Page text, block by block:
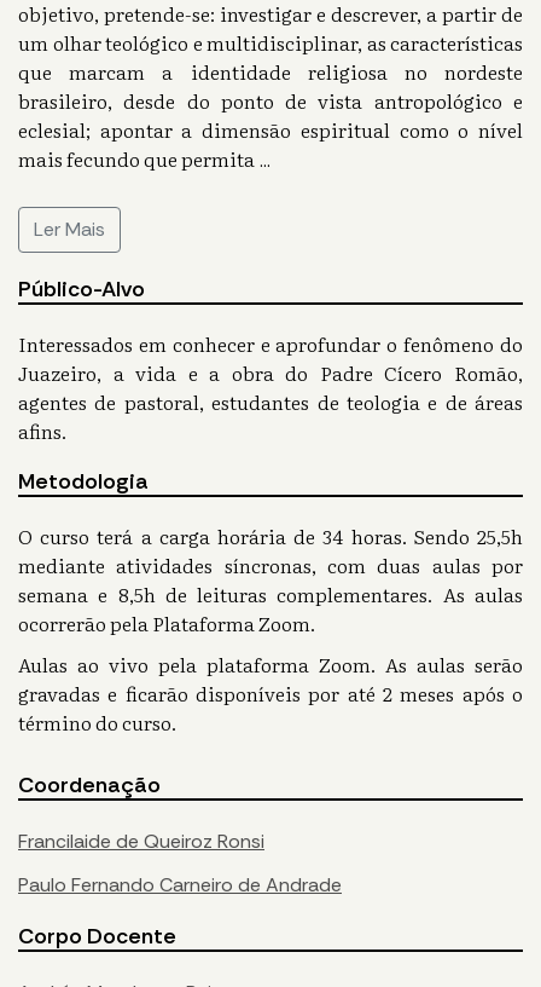
objetivo, pretende-se: investigar e descrever, a partir de
um olhar teológico e multidisciplinar, as características
que marcam a identidade religiosa no nordeste
brasileiro, desde do ponto de vista antropológico e
eclesial; apontar a dimensão espiritual como o nível
mais fecundo que permita...
Ler Mais
Público-Alvo
Interessados em conhecer e aprofundar o fenômeno do
Juazeiro, a vida e a obra do Padre Cícero Romão,
agentes de pastoral, estudantes de teologia e de áreas
afins.
Metodologia
O curso terá a carga horária de 34 horas. Sendo 25,5h
mediante atividades síncronas, com duas aulas por
semana e 8,5h de leituras complementares. As aulas
ocorrerão pela Plataforma Zoom.
Aulas ao vivo pela plataforma Zoom. As aulas serão
gravadas e ficarão disponíveis por até 2 meses após o
término do curso.
Coordenação
Francilaide de Queiroz Ronsi
Paulo Fernando Carneiro de Andrade
Corpo Docente